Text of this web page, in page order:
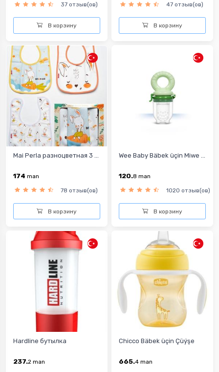
37 отзыв(ов)
В корзину
47 отзыв(ов)
В корзину
Mai Perla разноцветная 3 ...
174 man
78 отзыв(ов)
В корзину
Wee Baby Bäbek üçin Miwe ...
120.8 man
1020 отзыв(ов)
В корзину
Hardline бутылка
237.2 man
Chicco Bäbek üçin Çüýşe
665.4 man